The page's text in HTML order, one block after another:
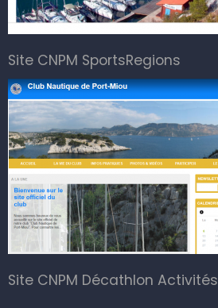
Site CNPM SportsRegions
Site CNPM Décathlon Activités